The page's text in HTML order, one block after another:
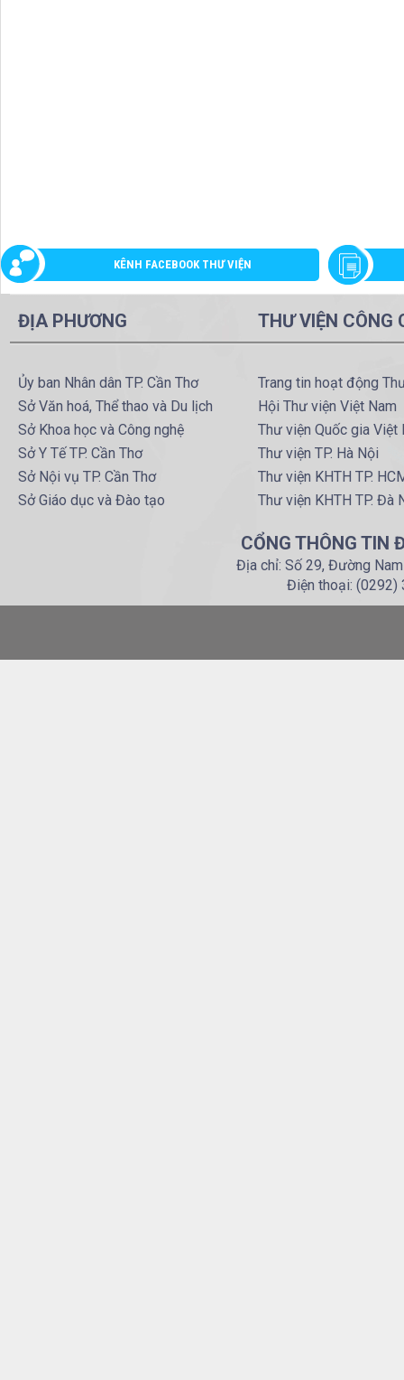
KÊNH FACEBOOK THƯ VIỆN
ĐỊA PHƯƠNG
Ủy ban Nhân dân TP. Cần Thơ
Sở Văn hoá, Thể thao và Du lịch
Sở Khoa học và Công nghệ
Sở Y Tế TP. Cần Thơ
Sở Nội vụ TP. Cần Thơ
Sở Giáo dục và Đào tạo
THƯ VIỆN CÔNG
Trang tin hoạt động
Hội Thư viện Việt Nam
Thư viện Quốc gia Việt
Thư viện TP. Hà Nội
Thư viện KHTH TP.
Thư viện KHTH TP. Đà
CỔNG THÔNG TIN
Địa chỉ: Số 29, Đường
Điện thoại: (0292)